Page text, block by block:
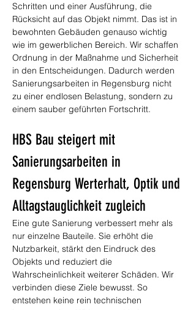
Schritten und einer Ausführung, die
Rücksicht auf das Objekt nimmt. Das ist in
bewohnten Gebäuden genauso wichtig
wie im gewerblichen Bereich. Wir schaffen
Ordnung in der Maßnahme und Sicherheit
in den Entscheidungen. Dadurch werden
Sanierungsarbeiten in Regensburg nicht
zu einer endlosen Belastung, sondern zu
einem sauber geführten Fortschritt.
HBS Bau steigert mit
Sanierungsarbeiten in
Regensburg Werterhalt, Optik und
Alltagstauglichkeit zugleich
Eine gute Sanierung verbessert mehr als
nur einzelne Bauteile. Sie erhöht die
Nutzbarkeit, stärkt den Eindruck des
Objekts und reduziert die
Wahrscheinlichkeit weiterer Schäden. Wir
verbinden diese Ziele bewusst. So
entstehen keine rein technischen